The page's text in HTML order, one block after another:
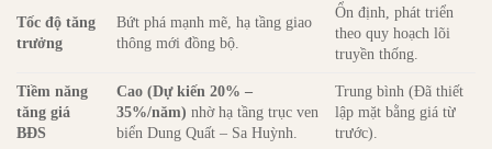
Tốc độ tăng
trưởng
Bứt phá mạnh mẽ, hạ tầng giao
thông mới đồng bộ.
Ổn định, phát triển
theo quy hoạch lõi
truyền thống.
Tiềm năng
tăng giá
BĐS
Cao (Dự kiến 20% –
35%/năm) nhờ hạ tầng trục ven
biển Dung Quất – Sa Huỳnh.
Trung bình (Đã thiết
lập mặt bằng giá từ
trước).